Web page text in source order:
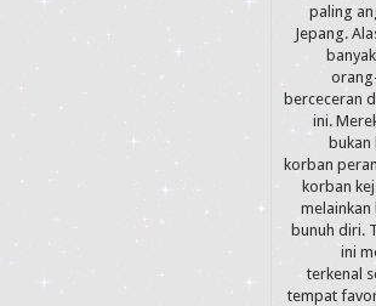
paling
Jepang.
berceceran
ini.
bukan
korban
korban
melainkan
bunuh diri.
ini
terkenal
tempat